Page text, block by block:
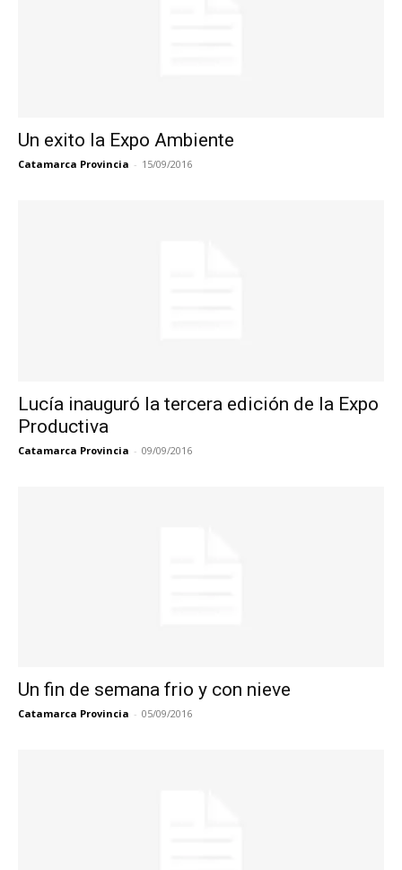
Un exito la Expo Ambiente
Catamarca Provincia - 15/09/2016
Lucía inauguró la tercera edición de la Expo
Productiva
Catamarca Provincia - 09/09/2016
Un fin de semana frio y con nieve
Catamarca Provincia - 05/09/2016